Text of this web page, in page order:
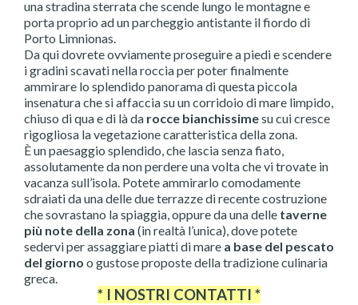
una stradina sterrata che scende lungo le montagne e
porta proprio ad un parcheggio antistante il fiordo di
Porto Limnionas.
Da qui dovrete ovviamente proseguire a piedi e scendere
i gradini scavati nella roccia per poter finalmente
ammirare lo splendido panorama di questa piccola
insenatura che si affaccia su un corridoio di mare limpido,
chiuso di qua e di là da rocce bianchissimesu cui cresce
rigogliosa la vegetazione caratteristica della zona.
È un paesaggio splendido, che lascia senza fiato,
assolutamente da non perdere una volta che vi trovate in
vacanza sull’isola. Potete ammirarlo comodamente
sdraiati da una delle due terrazze di recente costruzione
che sovrastano la spiaggia, oppure da una delle taverne
più note della zona (in realtà l’unica), dove potete
sedervi per assaggiare piatti di mare a base del pescato
del giorno o gustose proposte della tradizione culinaria
greca.
* I NOSTRI CONTATTI *